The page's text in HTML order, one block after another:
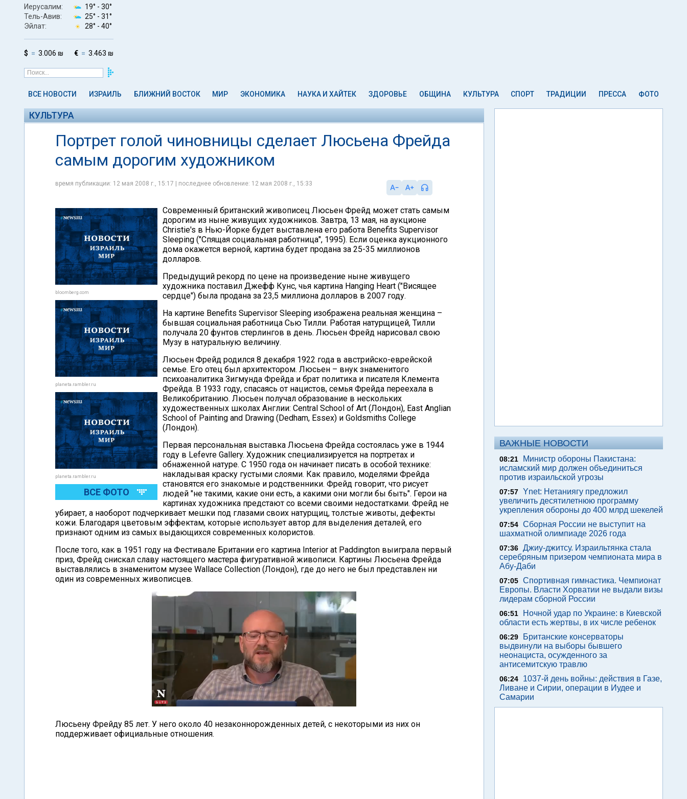
Иерусалим: 19° - 30°
Тель-Авив:
25° - 31°
Эйлат:
28° - 40°
$ 3.006 ₪ € 3.463 ₪
ВСЕ НОВОСТИ ИЗРАИЛЬ БЛИЖНИЙ ВОСТОК МИР ЭКОНОМИКА НАУКА И ХАЙТЕК ЗДОРОВЬЕ ОБЩИНА КУЛЬТУРА СПОРТ ТРАДИЦИИ ПРЕССА ФОТО
КУЛЬТУРА
Портрет голой чиновницы сделает Люсьена Фрейда
самым дорогим художником
время публикации: 12 мая 2008 г., 15:17 | последнее обновление: 12 мая 2008 г., 15:33
bloomberg.com
planeta.rambler.ru
planeta.rambler.ru
ВСЕ ФОТО
Современный британский живописец Люсьен Фрейд может стать самым
дорогим из ныне живущих художников. Завтра, 13 мая, на аукционе
Christie's в Нью-Йорке будет выставлена его работа Benefits Supervisor
Sleeping ("Спящая социальная работница", 1995). Если оценка аукционного
дома окажется верной, картина будет продана за 25-35 миллионов
долларов.
Предыдущий рекорд по цене на произведение ныне живущего
художника поставил Джефф Кунс, чья картина Hanging Heart ("Висящее
сердце") была продана за 23,5 миллиона долларов в 2007 году.
На картине Benefits Supervisor Sleeping изображена реальная женщина –
бывшая социальная работница Сью Тилли. Работая натурщицей, Тилли
получала 20 фунтов стерлингов в день. Люсьен Фрейд нарисовал свою
Музу в натуральную величину.
Люсьен Фрейд родился 8 декабря 1922 года в австрийско-еврейской
семье. Его отец был архитектором. Люсьен – внук знаменитого
психоаналитика Зигмунда Фрейда и брат политика и писателя Клемента
Фрейда. В 1933 году, спасаясь от нацистов, семья Фрейда переехала в
Великобританию. Люсьен получал образование в нескольких
художественных школах Англии: Central School of Art (Лондон), East Anglian
School of Painting and Drawing (Dedham, Essex) и Goldsmiths College
(Лондон).
Первая персональная выставка Люсьена Фрейда состоялась уже в 1944
году в Lefevre Gallery. Художник специализируется на портретах и
обнаженной натуре. С 1950 года он начинает писать в особой технике:
накладывая краску густыми слоями. Как правило, моделями Фрейда
становятся его знакомые и родственники. Фрейд говорит, что рисует
людей "не такими, какие они есть, а какими они могли бы быть". Герои на
картинах художника предстают со всеми своими недостатками. Фрейд не
убирает, а наоборот подчеркивает мешки под глазами своих натурщиц, толстые животы, дефекты
кожи. Благодаря цветовым эффектам, которые использует автор для выделения деталей, его
признают одним из самых выдающихся современных колористов.
После того, как в 1951 году на Фестивале Британии его картина Interior at Paddington выиграла первый
приз, Фрейд снискал славу настоящего мастера фигуративной живописи. Картины Люсьена Фрейда
выставлялись в знаменитом музее Wallace Collection (Лондон), где до него не был представлен ни
один из современных живописцев.
Люсьену Фрейду 85 лет. У него около 40 незаконнорожденных детей, с некоторыми из них он
поддерживает официальные отношения.
ВАЖНЫЕ НОВОСТИ
08:21
Министр обороны Пакистана:
исламский мир должен объединиться
против израильской угрозы
07:57 Ynet: Нетаниягу предложил
увеличить десятилетнюю программу
укрепления обороны до 400 млрд шекелей
07:54 Сборная России не выступит на
шахматной олимпиаде 2026 года
07:36 Джиу-джитсу. Израильтянка стала
серебряным призером чемпионата мира в
Абу-Даби
07:05 Спортивная гимнастика. Чемпионат
Европы. Власти Хорватии не выдали визы
лидерам сборной России
06:51
Ночной удар по Украине: в Киевской
области есть жертвы, в их числе ребенок
06:29
Британские консерваторы
выдвинули на выборы бывшего
неонациста, осужденного за
антисемитскую травлю
06:24
1037-й день войны: действия в Газе,
Ливане и Сирии, операции в Иудее и
Самарии